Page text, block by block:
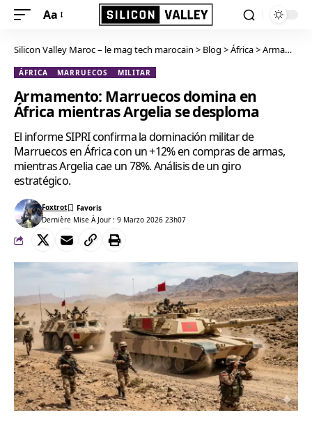
Aa
Silicon Valley Maroc – le mag tech marocain > Blog >África>Armamento: Marruecos domina en África mientras Argelia se desploma
ÁFRICA MARRUECOS MILITAR
Armamento: Marruecos domina en
África mientras Argelia se desploma
El informe SIPRI confirma la dominación militar de
Marruecos en África con un +12% en compras de armas,
mientras Argelia cae un 78%. Análisis de un giro
estratégico.
Dernière Mise À Jour : 9 Marzo 2026 23h07
Foxtrot